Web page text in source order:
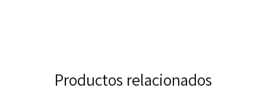
Productos relacionados